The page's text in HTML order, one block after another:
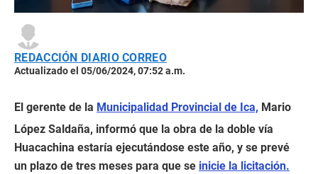
REDACCIÓN DIARIO CORREO
Actualizado el 05/06/2024, 07:52 a.m.
El gerente de la Municipalidad Provincial de Ica, Mario
López Saldaña, informó que la obra de la doble vía
Huacachina estaría ejecutándose este año, y se prevé
un plazo de tres meses para que se inicie la licitación.